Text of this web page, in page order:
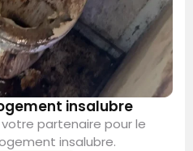
insalubre
partenaire pour le
insalubre.